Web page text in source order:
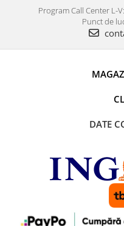
Program Call Center L-
Punct de
DATE